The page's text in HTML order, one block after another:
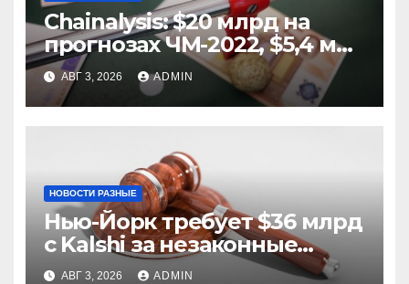
Chainalysis: $20 млрд на
прогнозах ЧМ-2022, $5,4 млн
из них незаконные
АВГ 3, 2026 ADMIN
НОВОСТИ РАЗНЫЕ
Нью-Йорк требует $36 млрд
с Kalshi за незаконные
ставки
АВГ 3, 2026 ADMIN